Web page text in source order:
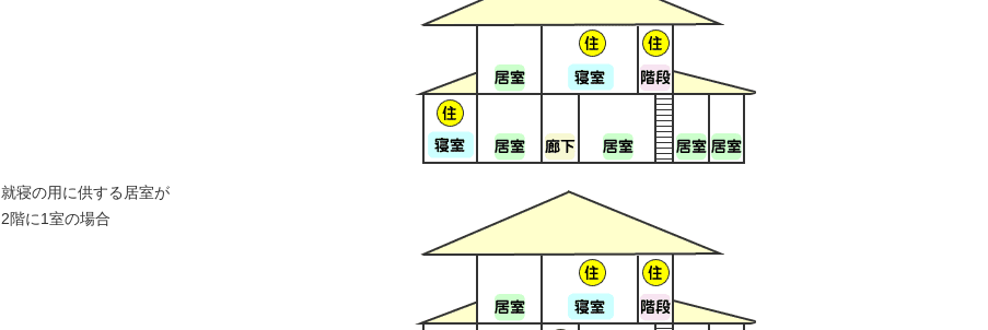
就寝の用に供する居室が
2階に1室の場合